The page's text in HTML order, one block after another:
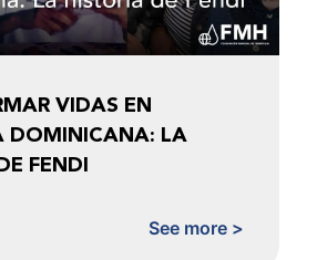
VIDAS EN
DOMINICANA: LA
FENDI
See more >